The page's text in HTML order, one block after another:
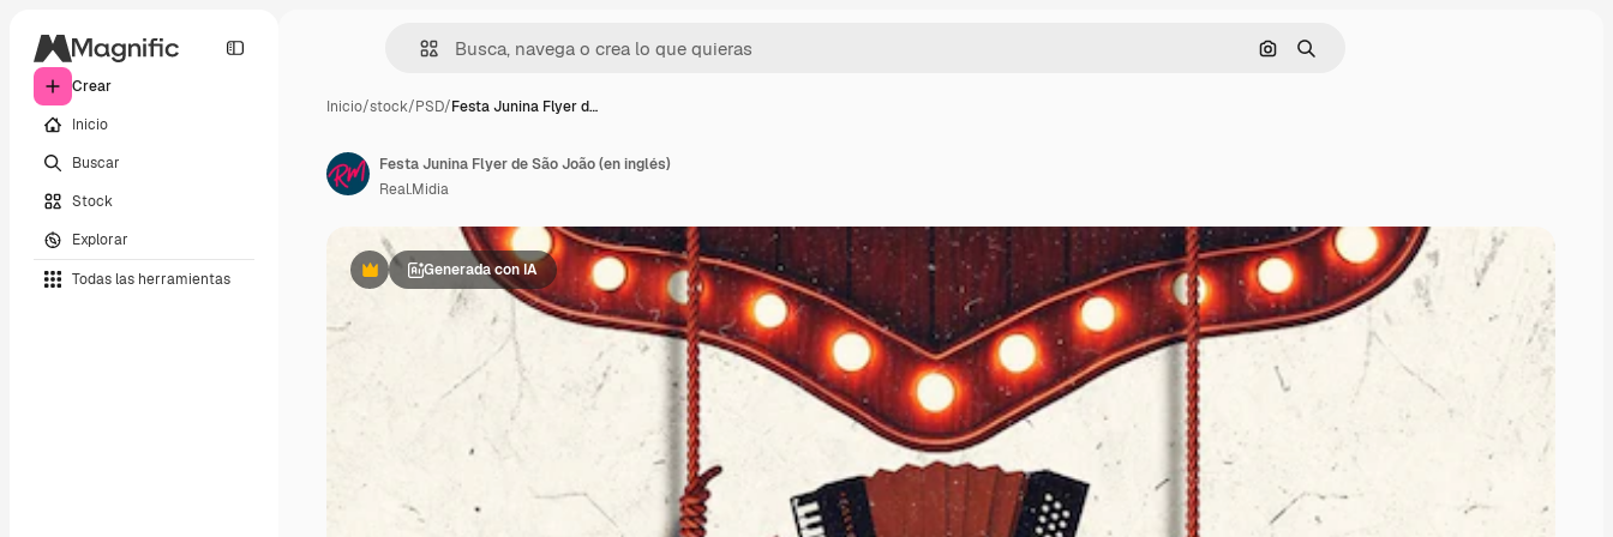
Crear
Inicio
Buscar
Stock
Explorar
Todas las herramientas
Buscar por imagen
Buscar
Inicio/stock/PSD/Festa Junina Flyer d…
PremiumGenerada con IA
Festa Junina Flyer de São João (en inglés)
Real.Midia